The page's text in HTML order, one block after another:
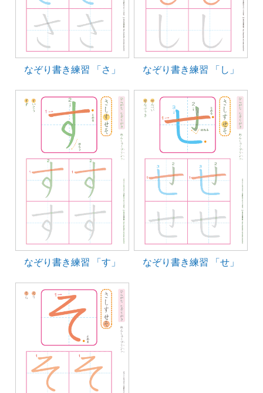
なぞり書き練習 「さ」 なぞり書き練習 「し」
なぞり書き練習 「す」 なぞり書き練習 「せ」